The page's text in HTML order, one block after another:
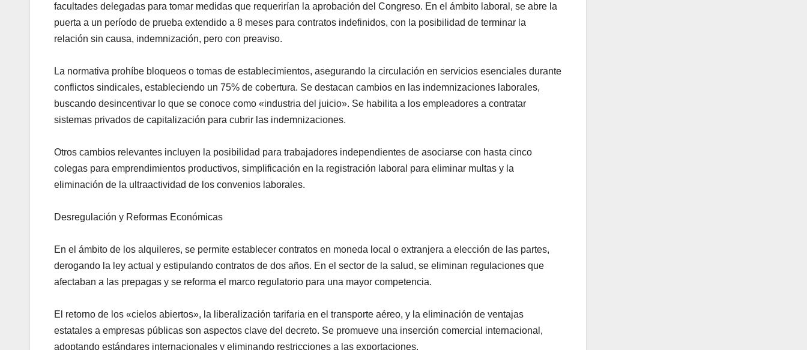
facultades delegadas para tomar medidas que requerirían la aprobación del Congreso. En el ámbito laboral, se abre la
puerta a un período de prueba extendido a 8 meses para contratos indefinidos, con la posibilidad de terminar la
relación sin causa, indemnización, pero con preaviso.
La normativa prohíbe bloqueos o tomas de establecimientos, asegurando la circulación en servicios esenciales durante
conflictos sindicales, estableciendo un 75% de cobertura. Se destacan cambios en las indemnizaciones laborales,
buscando desincentivar lo que se conoce como «industria del juicio». Se habilita a los empleadores a contratar
sistemas privados de capitalización para cubrir las indemnizaciones.
Otros cambios relevantes incluyen la posibilidad para trabajadores independientes de asociarse con hasta cinco
colegas para emprendimientos productivos, simplificación en la registración laboral para eliminar multas y la
eliminación de la ultraactividad de los convenios laborales.
Desregulación y Reformas Económicas
En el ámbito de los alquileres, se permite establecer contratos en moneda local o extranjera a elección de las partes,
derogando la ley actual y estipulando contratos de dos años. En el sector de la salud, se eliminan regulaciones que
afectaban a las prepagas y se reforma el marco regulatorio para una mayor competencia.
El retorno de los «cielos abiertos», la liberalización tarifaria en el transporte aéreo, y la eliminación de ventajas
estatales a empresas públicas son aspectos clave del decreto. Se promueve una inserción comercial internacional,
adoptando estándares internacionales y eliminando restricciones a las exportaciones.